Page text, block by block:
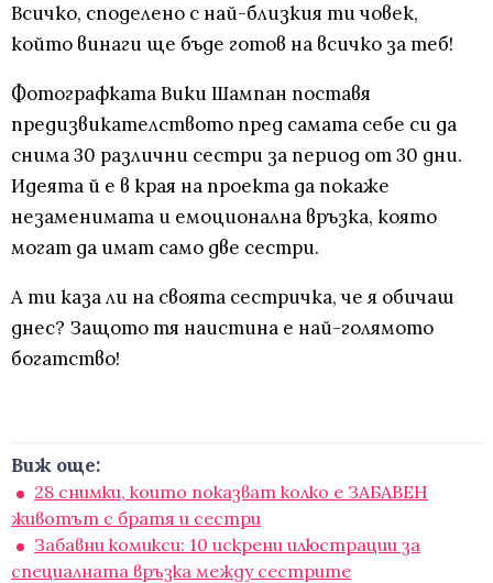
Всичко, споделено с най-близкия ти човек,
който винаги ще бъде готов на всичко за теб!
Фотографката Вики Шампан поставя
предизвикателството пред самата себе си да
снима 30 различни сестри за период от 30 дни.
Идеята й е в края на проекта да покаже
незаменимата и емоционална връзка, която
могат да имат само две сестри.
А ти каза ли на своята сестричка, че я обичаш
днес? Защото тя наистина е най-голямото
богатство!
Виж още:
28 снимки, които показват колко е ЗАБАВЕН
животът с братя и сестри
Забавни комикси: 10 искрени илюстрации за
специалната връзка между сестрите